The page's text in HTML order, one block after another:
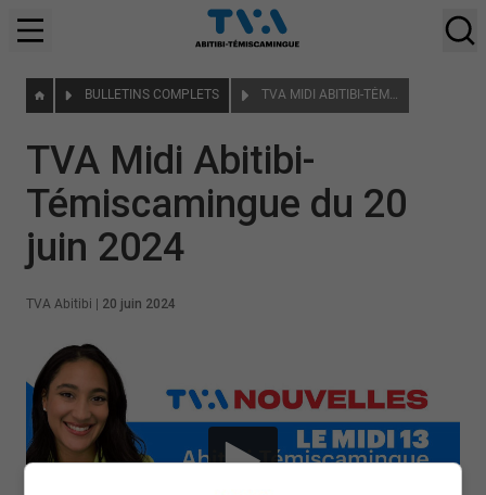
BULLETINS COMPLETS TVA MIDI ABITIBI-TÉMISCAMINGUE DU 20 JUIN 2024
TVA Midi Abitibi-
Témiscamingue du 20
juin 2024
TVA Abitibi 20 juin 2024